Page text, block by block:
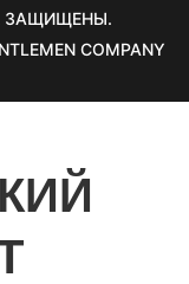
ЗАЩИЩЕНЫ.
COMPANY